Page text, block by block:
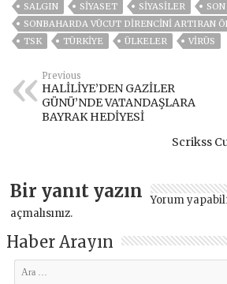
SALGIN
SİYASET SİYASİLER
SONBAHARDA VÜCUT DİRENCİNİ ARTIRAN
TSK
TÜRKİYE ÜLKELER VIRÜS
Previous
HALİLİYE’DEN GAZİLER
GÜNÜ’NDE VATANDAŞLARA
BAYRAK HEDİYESİ
Scrikss
Bir yanıt yazın Yorum
açmalısınız.
Haber Arayın